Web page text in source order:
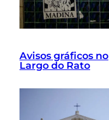
Avisos gráficos no
Largo do Rato